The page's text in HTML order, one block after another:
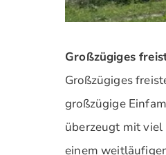
Großzügiges
Großzügiges
großzügige
überzeugt mit
einem